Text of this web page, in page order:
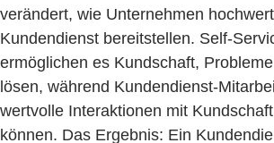
verändert, wie Unternehmen
Kundendienst bereitstellen. Self-
ermöglichen es Kundschaft,
lösen, während Kundendienst-
wertvolle Interaktionen mit
können. Das Ergebnis: Ein